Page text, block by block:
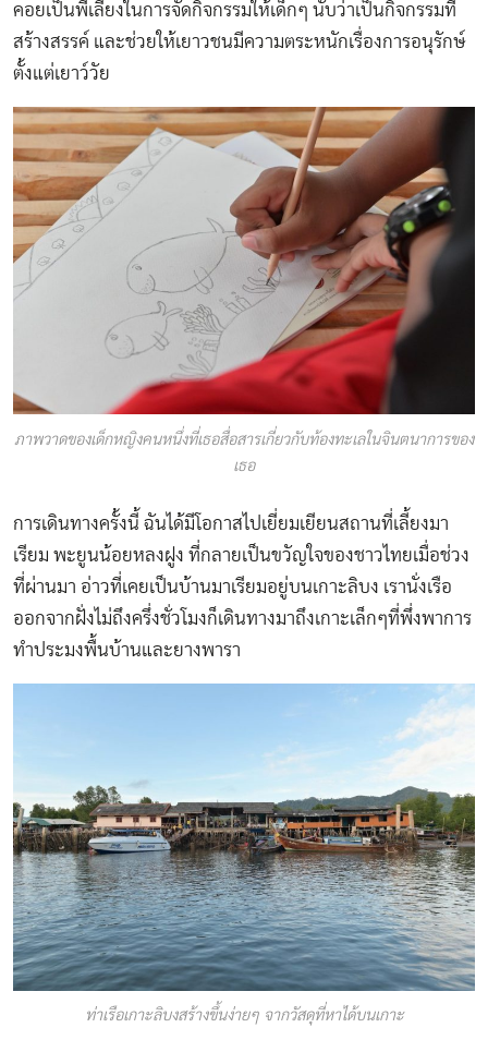
คอยเป็นพี่เลี้ยงในการจัดกิจกรรมให้เด็กๆ นับว่าเป็นกิจกรรมที่
สร้างสรรค์ และช่วยให้เยาวชนมีความตระหนักเรื่องการอนุรักษ์
ตั้งแต่เยาว์วัย
ภาพวาดของเด็กหญิงคนหนึ่งที่เธอสื่อสารเกี่ยวกับท้องทะเลในจินตนาการของ
เธอ
การเดินทางครั้งนี้ ฉันได้มีโอกาสไปเยี่ยมเยียนสถานที่เลี้ยงมา
เรียม พะยูนน้อยหลงฝูง ที่กลายเป็นขวัญใจของชาวไทยเมื่อช่วง
ที่ผ่านมา อ่าวที่เคยเป็นบ้านมาเรียมอยู่บนเกาะลิบง เรานั่งเรือ
ออกจากฝั่งไม่ถึงครึ่งชั่วโมงก็เดินทางมาถึงเกาะเล็กๆที่พึ่งพาการ
ทำประมงพื้นบ้านและยางพารา
ท่าเรือเกาะลิบงสร้างขึ้นง่ายๆ จากวัสดุที่หาได้บนเกาะ